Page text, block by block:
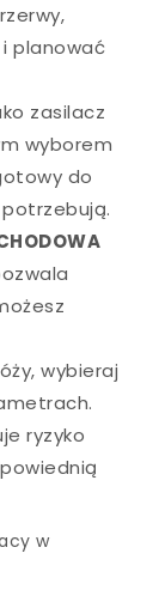
planować
zasilacz
wyborem
do
wybieraj
ryzyko
w